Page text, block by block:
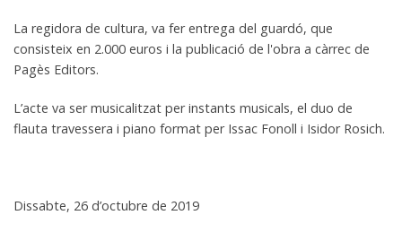
La regidora de cultura, va fer entrega del guardó, que
consisteix en 2.000 euros i la publicació de l'obra a càrrec de
Pagès Editors.
L’acte va ser musicalitzat per instants musicals, el duo de
flauta travessera i piano format per Issac Fonoll i Isidor Rosich.
Dissabte, 26 d’octubre de 2019